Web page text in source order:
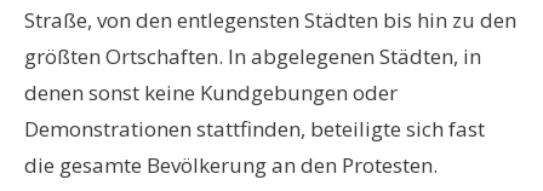
Straße, von den entlegensten Städten bis hin zu den
größten Ortschaften. In abgelegenen Städten, in
denen sonst keine Kundgebungen oder
Demonstrationen stattfinden, beteiligte sich fast
die gesamte Bevölkerung an den Protesten.